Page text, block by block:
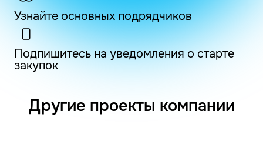
Узнайте основных подрядчиков
Подпишитесь на уведомления о старте
закупок
Другие проекты компании